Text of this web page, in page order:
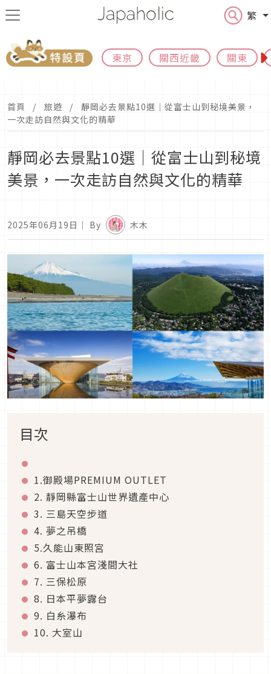
繁
東京 關西近畿 關東
首頁 旅遊
靜岡必去景點10選｜從富士山到秘境美景，
一次走訪自然與文化的精華
靜岡必去景點10選｜從富士山到秘境
美景，一次走訪自然與文化的精華
2025年06月19日 ｜ By 木木
目次
1.御殿場PREMIUM OUTLET
2. 靜岡縣富士山世界遺產中心
3. 三島天空步道
4. 夢之吊橋
5.久能山東照宮
6. 富士山本宮淺間大社
7. 三保松原
8. 日本平夢露台
9. 白糸瀑布
10. 大室山